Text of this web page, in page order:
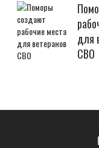
для
СВО